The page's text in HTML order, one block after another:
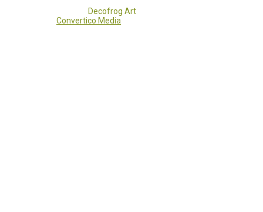
Decofrog Art
Convertico Media